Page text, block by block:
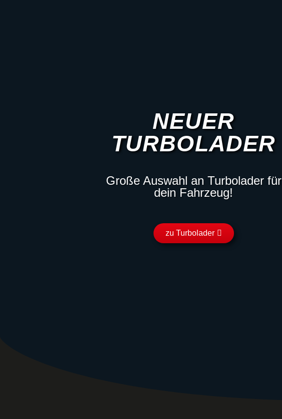
NEUER
TURBOLADER
Große Auswahl an Turbolader für
dein Fahrzeug!
zu Turbolader